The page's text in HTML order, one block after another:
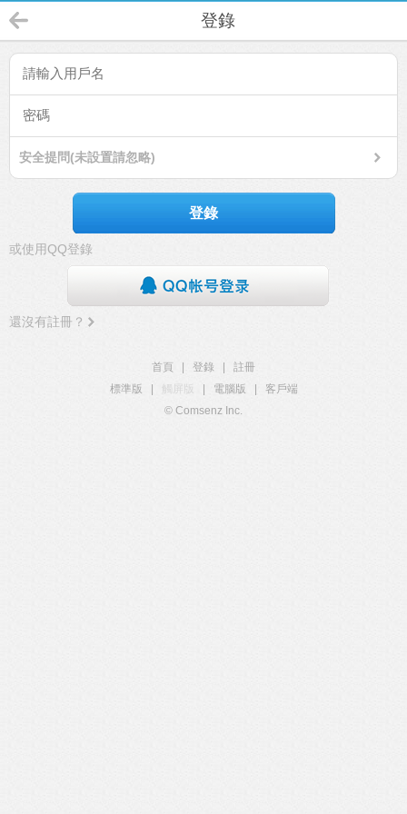
登錄
安全提問(未設置請忽略)
登錄
或使用QQ登錄
還沒有註冊？
首頁 登錄
註冊
標準版
觸屏版 電腦版
客戶端
© Comsenz Inc.